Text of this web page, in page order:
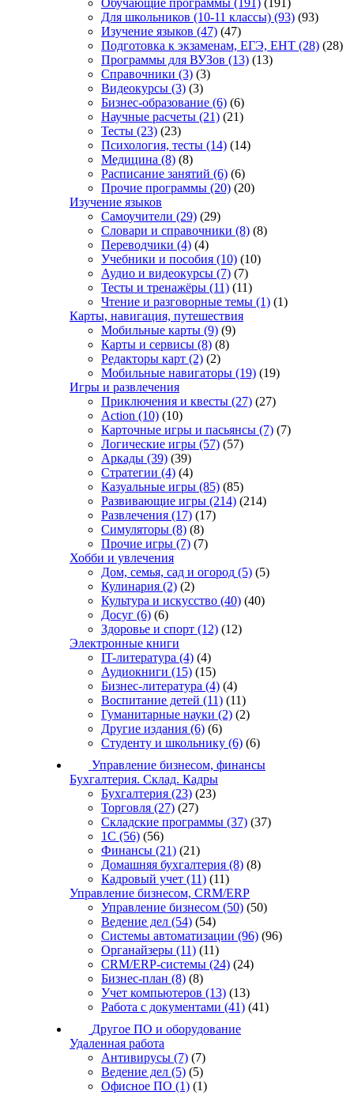
Обучающие программы (191) (191)
Для школьников (10-11 классы) (93) (93)
Изучение языков (47) (47)
Подготовка к экзаменам, ЕГЭ, ЕНТ (28) (28)
Программы для ВУЗов (13) (13)
Справочники (3) (3)
Видеокурсы (3) (3)
Бизнес-образование (6) (6)
Научные расчеты (21) (21)
Тесты (23) (23)
Психология, тесты (14) (14)
Медицина (8) (8)
Расписание занятий (6) (6)
Прочие программы (20) (20)
Изучение языков
Самоучители (29) (29)
Словари и справочники (8) (8)
Переводчики (4) (4)
Учебники и пособия (10) (10)
Аудио и видеокурсы (7) (7)
Тесты и тренажёры (11) (11)
Чтение и разговорные темы (1) (1)
Карты, навигация, путешествия
Мобильные карты (9) (9)
Карты и сервисы (8) (8)
Редакторы карт (2) (2)
Мобильные навигаторы (19) (19)
Игры и развлечения
Приключения и квесты (27) (27)
Action (10) (10)
Карточные игры и пасьянсы (7) (7)
Логические игры (57) (57)
Аркады (39) (39)
Стратегии (4) (4)
Казуальные игры (85) (85)
Развивающие игры (214) (214)
Развлечения (17) (17)
Симуляторы (8) (8)
Прочие игры (7) (7)
Хобби и увлечения
Дом, семья, сад и огород (5) (5)
Кулинария (2) (2)
Культура и искусство (40) (40)
Досуг (6) (6)
Здоровье и спорт (12) (12)
Электронные книги
IT-литература (4) (4)
Аудиокниги (15) (15)
Бизнес-литература (4) (4)
Воспитание детей (11) (11)
Гуманитарные науки (2) (2)
Другие издания (6) (6)
Студенту и школьнику (6) (6)
Управление бизнесом, финансы
Бухгалтерия. Склад. Кадры
Бухгалтерия (23) (23)
Торговля (27) (27)
Складские программы (37) (37)
1С (56) (56)
Финансы (21) (21)
Домашняя бухгалтерия (8) (8)
Кадровый учет (11) (11)
Управление бизнесом, CRM/ERP
Управление бизнесом (50) (50)
Ведение дел (54) (54)
Системы автоматизации (96) (96)
Органайзеры (11) (11)
CRM/ERP-системы (24) (24)
Бизнес-план (8) (8)
Учет компьютеров (13) (13)
Работа с документами (41) (41)
Другое ПО и оборудование
Удаленная работа
Антивирусы (7) (7)
Ведение дел (5) (5)
Офисное ПО (1) (1)